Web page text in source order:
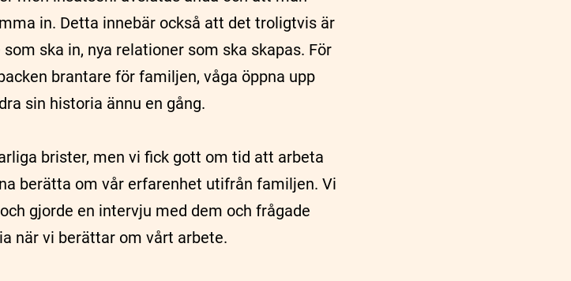
in. Detta innebär också att det troligtvis är
ska in, nya relationer som ska skapas. För
brantare för familjen, våga öppna upp
sin historia ännu en gång.
brister, men vi fick gott om tid att arbeta
berätta om vår erfarenhet utifrån familjen. Vi
gjorde en intervju med dem och frågade
när vi berättar om vårt arbete.